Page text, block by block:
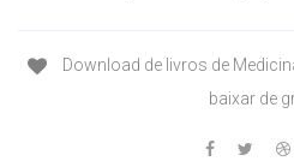
Download de livros de
baixar de